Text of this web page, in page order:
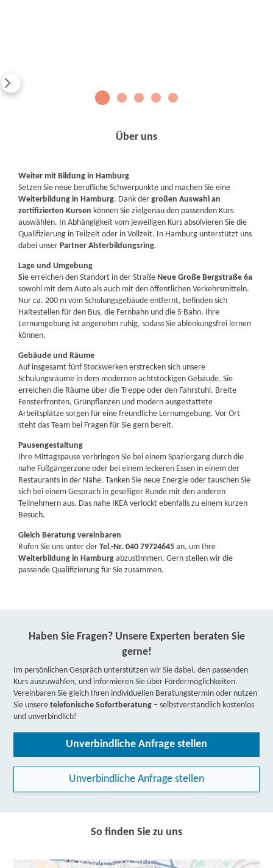
2 3 4 5
Über uns
Weiter mit Bildung in Hamburg
Setzen Sie neue berufliche Schwerpunkte und machen Sie eine
Weiterbildung in Hamburg. Dank dergroßen Auswahl an
zertifizierten Kursen können Sie zielgenau den passenden Kurs
auswählen. In Abhängigkeit vom jeweiligen Kurs absolvieren Sie die
Qualifizierung in Teilzeit oder in Vollzeit. In Hamburg unterstützt uns
dabei unserPartner Alsterbildungsring.
Lage und Umgebung
Sie erreichen den Standort in der StraßeNeue Große Bergstraße 6a
sowohl mit dem Auto als auch mit den öffentlichen Verkehrsmitteln.
Nur ca. 200 m vom Schulungsgebäude entfernt, befinden sich
Haltestellen für den Bus, die Fernbahn und die S-Bahn. Ihre
Lernumgebung ist angenehm ruhig, sodass Sie ablenkungsfrei lernen
können.
Gebäude und Räume
Auf insgesamt fünf Stockwerken erstrecken sich unsere
Schulungsräume in dem modernen achtstöckigen Gebäude. Sie
erreichen die Räume über die Treppe oder den Fahrstuhl. Breite
Fensterfronten, Grünpflanzen und modern ausgestattete
Arbeitsplätze sorgen für eine freundliche Lernumgebung. Vor Ort
steht das Team bei Fragen für Sie gern bereit.
Pausengestaltung
Ihre Mittagspause verbringen Sie bei einem Spaziergang durch die
nahe Fußgängerzone oder bei einem leckeren Essen in einem der
Restaurants in der Nähe. Tanken Sie neue Energie oder tauschen Sie
sich bei einem Gespräch in geselliger Runde mit den anderen
Teilnehmern aus. Das nahe IKEA verlockt ebenfalls zu einem kurzen
Besuch.
Gleich Beratung vereinbaren
Rufen Sie uns unter derTel.-Nr. 040 79724645 an, um Ihre
Weiterbildung in Hamburg abzustimmen. Gern stellen wir die
passende Qualifizierung für Sie zusammen.
Haben Sie Fragen? Unsere Experten beraten Sie
gerne!
Im persönlichen Gespräch unterstützen wir Sie dabei, den passenden
Kurs auszuwählen, und informieren Sie über Fördermöglichkeiten.
Vereinbaren Sie gleich Ihren individuellen Beratungstermin oder nutzen
Sie unseretelefonische Sofortberatung – selbstverständlich kostenlos
und unverbindlich!
Unverbindliche Anfrage stellen
Unverbindliche Anfrage stellen
So finden Sie zu uns